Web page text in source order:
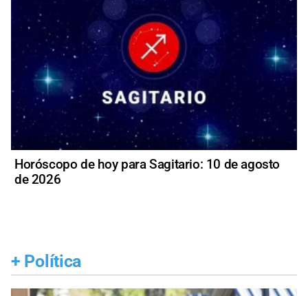
Horóscopo de hoy para Sagitario: 10 de agosto
de 2026
+ Política